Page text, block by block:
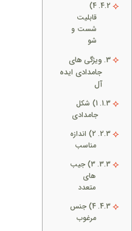
4)
قابلیت
شست و
شو
ویژگی های
جامدادی ایده
آل
1) شکل
جامدادی
2) اندازه
مناسب
3) جیب
های
متعدد
4) جنس
مرغوب